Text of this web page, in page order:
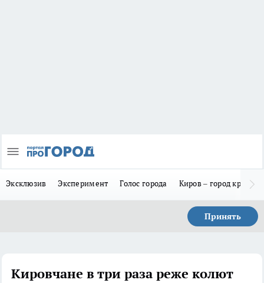
Эксклюзив Эксперимент Голос города Киров – город
Принять
Кировчане в три раза реже колют